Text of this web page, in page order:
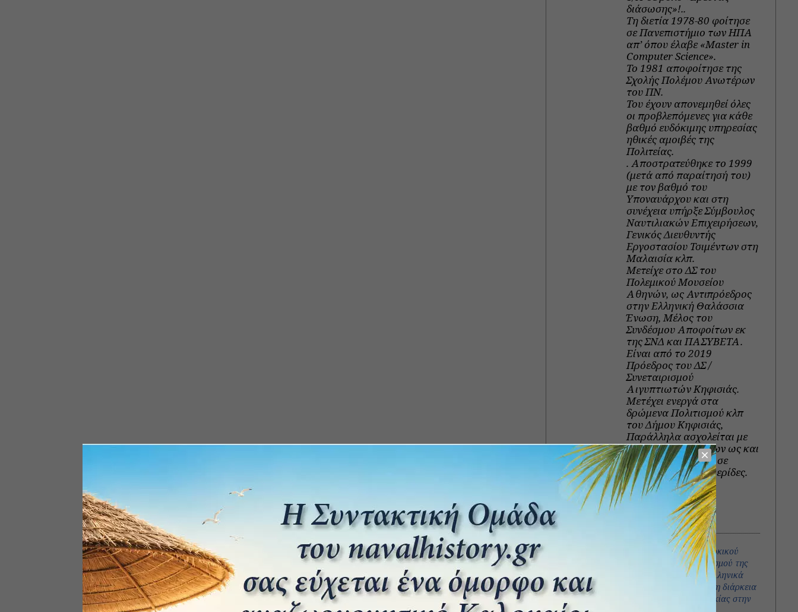
διάσωσης»!..
Τη διετία 1978-80 φοίτησε
σε Πανεπιστήμιο των ΗΠΑ
απ’ όπου έλαβε «Master in
Computer Science».
Το 1981 αποφοίτησε της
Σχολής Πολέμου Ανωτέρων
του ΠΝ.
Του έχουν απονεμηθεί όλες
οι προβλεπόμενες για κάθε
βαθμό ευδόκιμης υπηρεσίας
ηθικές αμοιβές της
Πολιτείας.
. Αποστρατεύθηκε το 1999
(μετά από παραίτησή του)
με τον βαθμό του
Υποναυάρχου και στη
συνέχεια υπήρξε Σύμβουλος
Ναυτιλιακών Επιχειρήσεων,
Γενικός Διευθυντής
Εργοστασίου Τσιμέντων στη
Μαλαισία κλπ.
Μετείχε στο ΔΣ του
Πολεμικού Μουσείου
Αθηνών, ως Αντιπρόεδρος
στην Ελληνική Θαλάσσια
Ένωση, Μέλος του
Συνδέσμου Αποφοίτων εκ
της ΣΝΔ και ΠΑΣΥΒΕΤΑ.
Είναι από το 2019
Πρόεδρος του ΔΣ /
Συνεταιρισμού
Αιγυπτιωτών Κηφισιάς.
Μετέχει ενεργά στα
δρώμενα Πολιτισμού κλπ
του Δήμου Κηφισιάς,
Παράλληλα ασχολείται με
τη συγγραφή βιβλίων ως και
επίκαιρων άρθρων σε
περιοδικά και εφημερίδες.
View all posts
Πρόσφατα άρθρα
Διάσπαση του τουρκικού
αεροναυτικού αποκλεισμού της
Κύπρου απο 4 μικρά ελληνικά
εμπορικά πλοιά κατά τη διάρκεια
της εισβολής της Τουρκίας στην